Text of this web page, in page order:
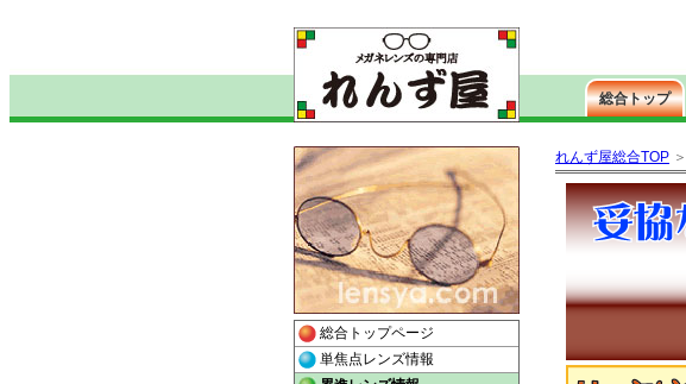
れんず屋総合TOP ＞